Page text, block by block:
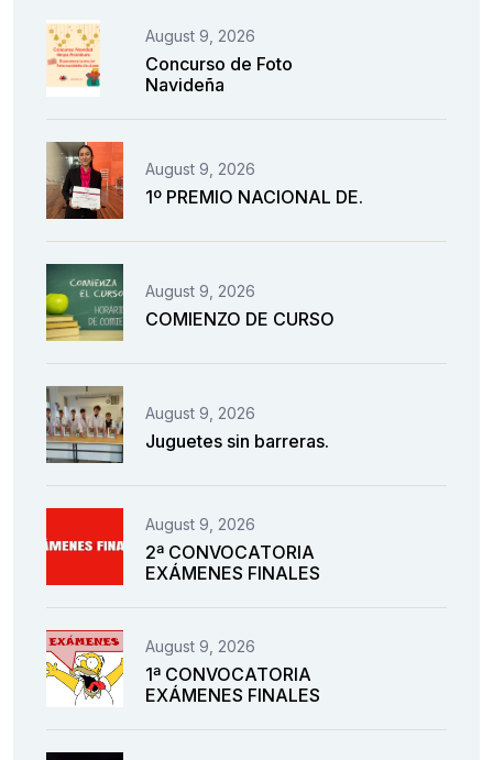
August 9, 2026
Concurso de Foto
Navideña
August 9, 2026
1º PREMIO NACIONAL DE.
August 9, 2026
COMIENZO DE CURSO
August 9, 2026
Juguetes sin barreras.
August 9, 2026
2ª CONVOCATORIA
EXÁMENES FINALES
August 9, 2026
1ª CONVOCATORIA
EXÁMENES FINALES